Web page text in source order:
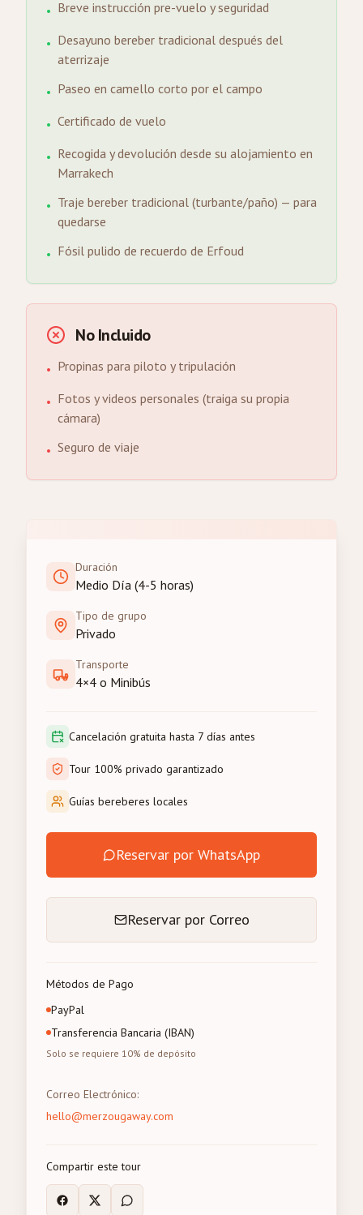
• Breve instrucción pre-vuelo y seguridad
• Desayuno bereber tradicional después del
aterrizaje
• Paseo en camello corto por el campo
• Certificado de vuelo
• Recogida y devolución desde su alojamiento en
Marrakech
• Traje bereber tradicional (turbante/paño) — para
quedarse
• Fósil pulido de recuerdo de Erfoud
No Incluido
• Propinas para piloto y tripulación
• Fotos y videos personales (traiga su propia
cámara)
• Seguro de viaje
Duración
Medio Día (4-5 horas)
Tipo de grupo
Privado
Transporte
4×4 o Minibús
Cancelación gratuita hasta 7 días antes
Tour 100% privado garantizado
Guías bereberes locales
Reservar por WhatsApp
Reservar por Correo
Métodos de Pago
PayPal
Transferencia Bancaria (IBAN)
Solo se requiere 10% de depósito
Correo Electrónico:
hello@merzougaway.com
Compartir este tour